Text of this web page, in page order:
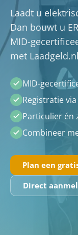
Laadt u
Dan bouwt u
MID-
met
MID-
Registratie
Particulier én
Combineer
Plan een
Direct